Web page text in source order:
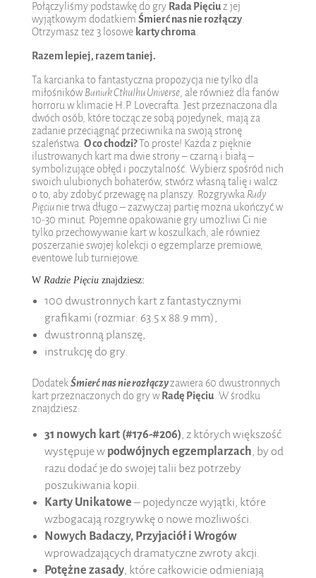
Połączyliśmy podstawkę do gry Rada Pięciuz jej
wyjątkowym dodatkiem Śmierć nas nie rozłączy.
Otrzymasz też 3 losowe karty chroma.
Razem lepiej, razem taniej.
Ta karcianka to fantastyczna propozycja nie tylko dla
miłośnikówBaniak Cthulhu Universe, ale również dla fanów
horroru w klimacie H.P. Lovecrafta. Jest przeznaczona dla
dwóch osób, które tocząc ze sobą pojedynek, mają za
zadanie przeciągnąć przeciwnika na swoją stronę
szaleństwa. O co chodzi?To proste! Każda z pięknie
ilustrowanych kart ma dwie strony – czarną i białą –
symbolizujące obłęd i poczytalność. Wybierz spośród nich
swoich ulubionych bohaterów, stwórz własną talię i walcz
o to, aby zdobyć przewagę na planszy. Rozgrywka Rady
Pięciunie trwa długo – zazwyczaj partię można ukończyć w
10-30 minut. Pojemne opakowanie gry umożliwi Ci nie
tylko przechowywanie kart w koszulkach, ale również
poszerzanie swojej kolekcji o egzemplarze premiowe,
eventowe lub turniejowe.
W Radzie Pięciu znajdziesz:
100 dwustronnych kart z fantastycznymi
grafikami (rozmiar: 63.5 x 88.9 mm),
dwustronną planszę,
instrukcję do gry.
DodatekŚmierć nas nie rozłączyzawiera 60 dwustronnych
kart przeznaczonych do gry w Radę Pięciu. W środku
znajdziesz:
31 nowych kart (#176-#206), z których większość
występuje w podwójnych egzemplarzach, by od
razu dodać je do swojej talii bez potrzeby
poszukiwania kopii.
Karty Unikatowe– pojedyncze wyjątki, które
wzbogacają rozgrywkę o nowe możliwości.
Nowych Badaczy, Przyjaciół i Wrogów
wprowadzających dramatyczne zwroty akcji.
Potężne zasady, które całkowicie odmieniają